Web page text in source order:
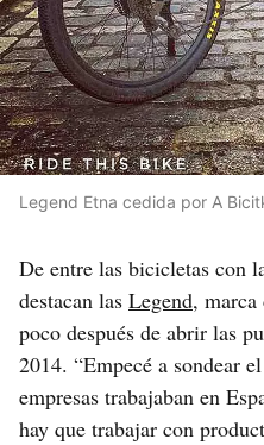
Legend Etna cedida por A
De entre las bicicletas con
destacan las Legend, marca
poco después de abrir las
2014. “Empecé a sondear
empresas trabajaban en
hay que trabajar con